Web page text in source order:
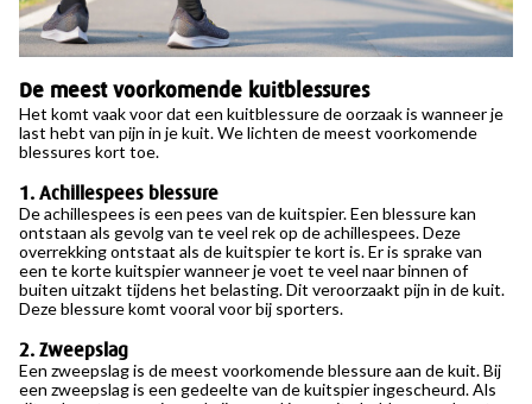
De meest voorkomende kuitblessures
Het komt vaak voor dat een kuitblessure de oorzaak is wanneer je
last hebt van pijn in je kuit. We lichten de meest voorkomende
blessures kort toe.
1. Achillespees blessure
De achillespees is een pees van de kuitspier. Een blessure kan
ontstaan als gevolg van te veel rek op de achillespees. Deze
overrekking ontstaat als de kuitspier te kort is. Er is sprake van
een te korte kuitspier wanneer je voet te veel naar binnen of
buiten uitzakt tijdens het belasting. Dit veroorzaakt pijn in de kuit.
Deze blessure komt vooral voor bij sporters.
2. Zweepslag
Een zweepslag is de meest voorkomende blessure aan de kuit. Bij
een zweepslag is een gedeelte van de kuitspier ingescheurd. Als